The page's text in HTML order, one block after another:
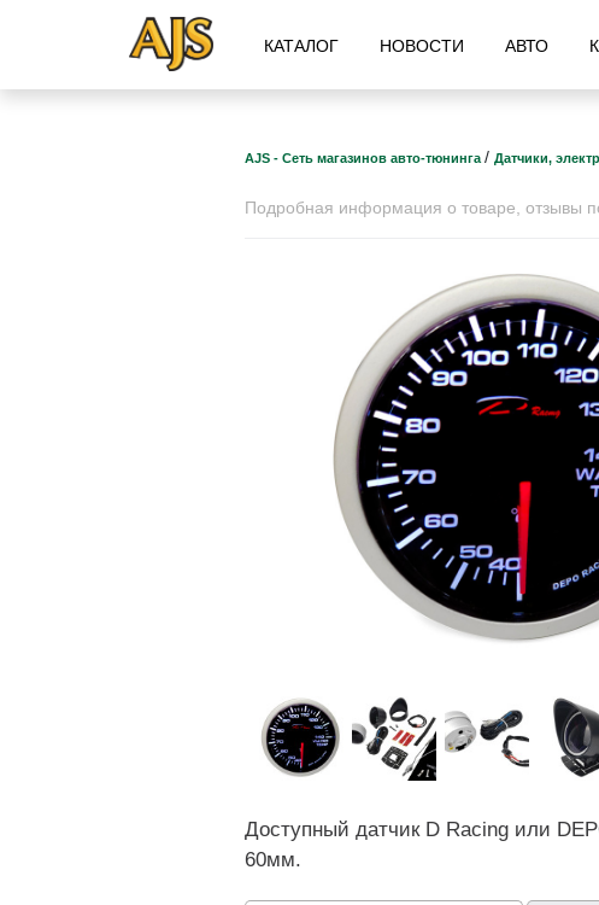
КАТАЛОГ НОВОСТИ АВТО
AJS - Сеть магазинов авто-тюнинга / Датчики,
Подробная информация о товаре, отзывы
Доступный датчик D Racing или
60мм.